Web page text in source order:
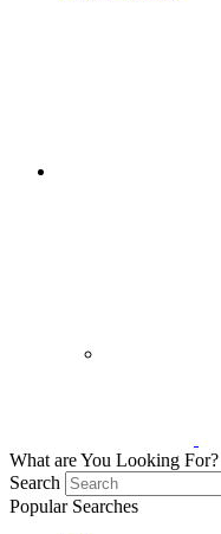
What are You Looking For?
Search
Popular Searches